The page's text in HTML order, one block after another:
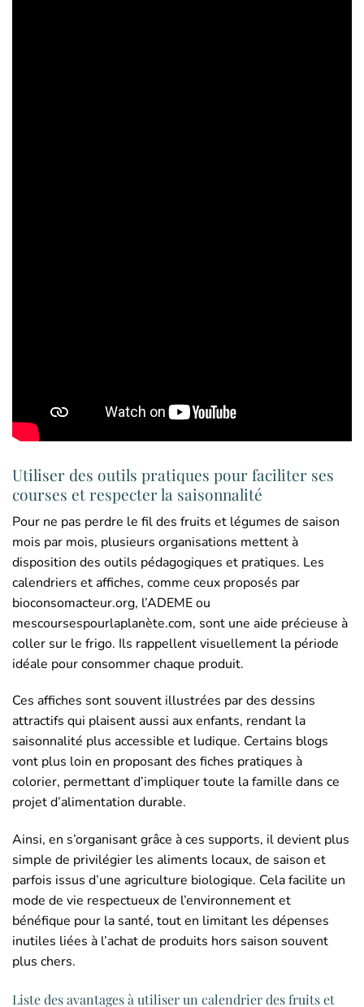
Utiliser des outils pratiques pour faciliter ses
courses et respecter la saisonnalité
Pour ne pas perdre le fil des fruits et légumes de saison
mois par mois, plusieurs organisations mettent à
disposition des outils pédagogiques et pratiques. Les
calendriers et affiches, comme ceux proposés par
bioconsomacteur.org, l’ADEME ou
mescoursespourlaplanète.com, sont une aide précieuse à
coller sur le frigo. Ils rappellent visuellement la période
idéale pour consommer chaque produit.
Ces affiches sont souvent illustrées par des dessins
attractifs qui plaisent aussi aux enfants, rendant la
saisonnalité plus accessible et ludique. Certains blogs
vont plus loin en proposant des fiches pratiques à
colorier, permettant d’impliquer toute la famille dans ce
projet d’alimentation durable.
Ainsi, en s’organisant grâce à ces supports, il devient plus
simple de privilégier les aliments locaux, de saison et
parfois issus d’une agriculture biologique. Cela facilite un
mode de vie respectueux de l’environnement et
bénéfique pour la santé, tout en limitant les dépenses
inutiles liées à l’achat de produits hors saison souvent
plus chers.
Liste des avantages à utiliser un calendrier des fruits et